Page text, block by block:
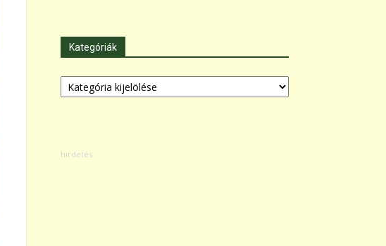
Kategóriák
Kategóriák